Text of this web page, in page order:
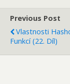
Previous Post
Vlastnosti
Funkcí (22. Díl)